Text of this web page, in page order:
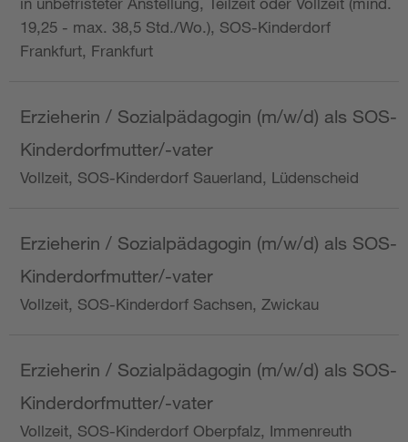
19,25 - max. 38,5 Std./Wo.), SOS-Kinderdorf
Frankfurt, Frankfurt
Erzieherin / Sozialpädagogin (m/w/d) als SOS-
Kinderdorfmutter/-vater
Vollzeit, SOS-Kinderdorf Sauerland, Lüdenscheid
Erzieherin / Sozialpädagogin (m/w/d) als SOS-
Kinderdorfmutter/-vater
Vollzeit, SOS-Kinderdorf Sachsen, Zwickau
Erzieherin / Sozialpädagogin (m/w/d) als SOS-
Kinderdorfmutter/-vater
Vollzeit, SOS-Kinderdorf Oberpfalz, Immenreuth